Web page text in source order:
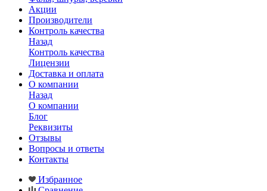
Акции
Производители
Контроль качества
Назад
Контроль качества
Лицензии
Доставка и оплата
О компании
Назад
О компании
Блог
Реквизиты
Отзывы
Вопросы и ответы
Контакты
Избранное